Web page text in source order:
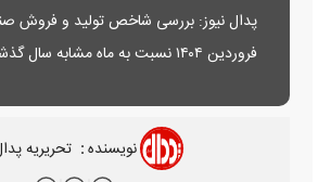
پدال نیوز: بررسی شاخص تولید و فروش
فروردین ۱۴۰۴ نسبت به ماه مشابه
نویسنده: تحریریه